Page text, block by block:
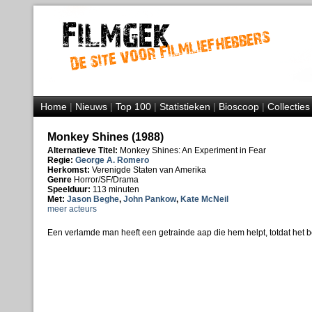
Home|Nieuws|Top 100|Statistieken|Bioscoop|Collecties
Monkey Shines (1988)
Alternatieve Titel: Monkey Shines: An Experiment in Fear
Regie: George A. Romero
Herkomst: Verenigde Staten van Amerika
Genre Horror/SF/Drama
Speelduur: 113 minuten
Met: Jason Beghe, John Pankow, Kate McNeil
meer acteurs
Een verlamde man heeft een getrainde aap die hem helpt, totdat het